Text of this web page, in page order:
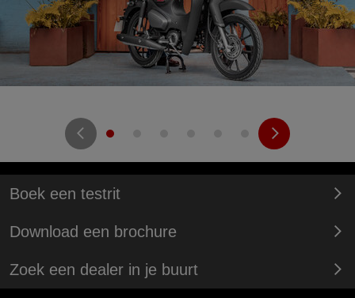
Boek een testrit
Download een brochure
Zoek een dealer in je buurt